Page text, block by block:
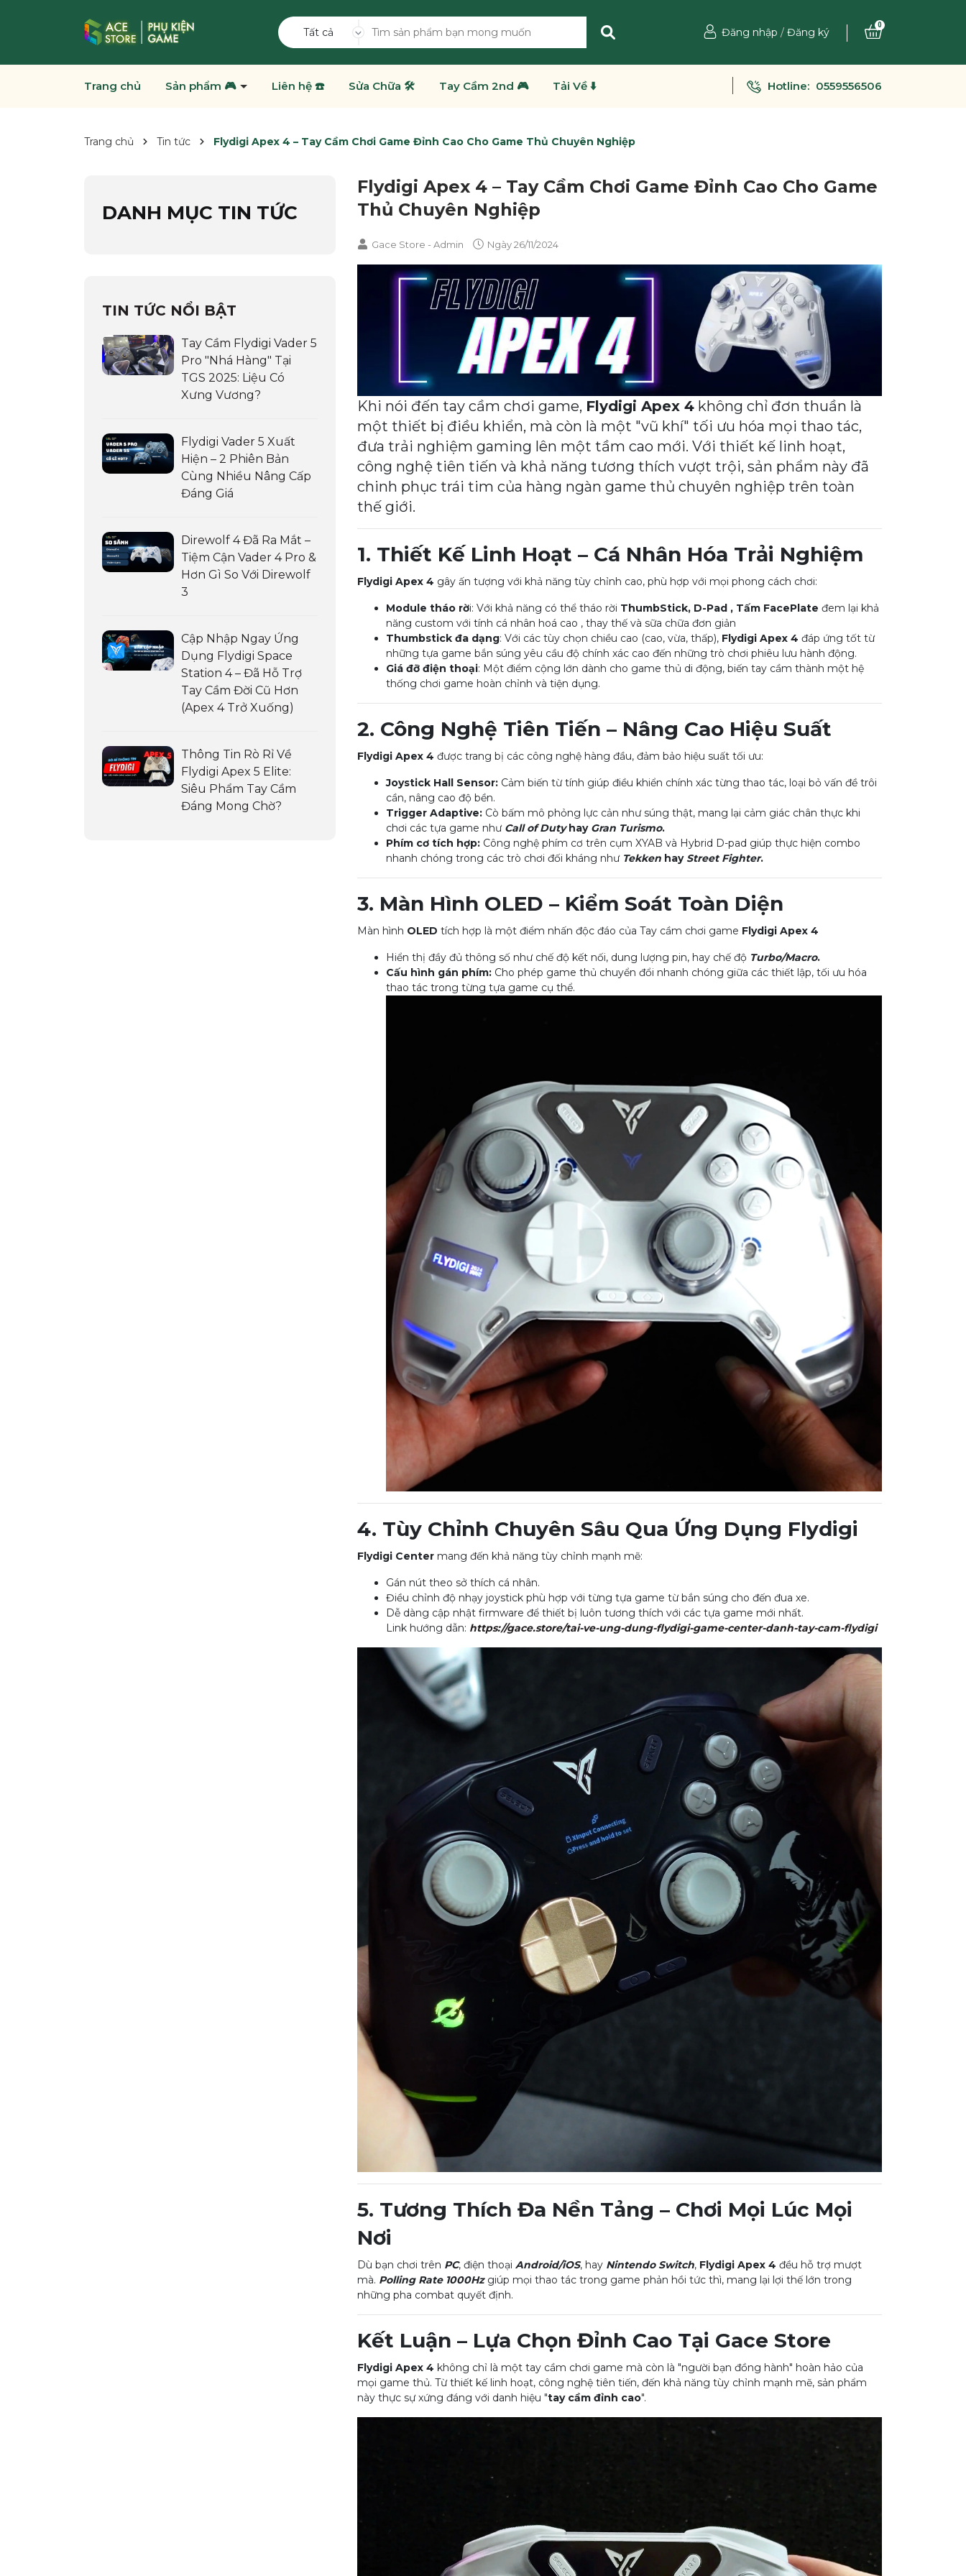
Tất cả Đăng nhập / Đăng ký
0
Trang chủ Sản phẩm 🎮 Liên hệ ☎️ Sửa Chữa 🛠️ Tay Cầm 2nd 🎮 Tải Về ⬇️ Hotline: 0559556506
Trang chủ Tin tức Flydigi Apex 4 – Tay Cầm Chơi Game Đỉnh Cao Cho Game Thủ Chuyên Nghiệp
Flydigi Apex 4 – Tay Cầm Chơi Game Đỉnh Cao Cho Game
Thủ Chuyên Nghiệp
Gace Store - Admin Ngày26/11/2024
Khi nói đến tay cầm chơi game, Flydigi Apex 4 không chỉ đơn thuần là
một thiết bị điều khiển, mà còn là một "vũ khí" tối ưu hóa mọi thao tác,
đưa trải nghiệm gaming lên một tầm cao mới. Với thiết kế linh hoạt,
công nghệ tiên tiến và khả năng tương thích vượt trội, sản phẩm này đã
chinh phục trái tim của hàng ngàn game thủ chuyên nghiệp trên toàn
thế giới.
1. Thiết Kế Linh Hoạt – Cá Nhân Hóa Trải Nghiệm
Flydigi Apex 4 gây ấn tượng với khả năng tùy chỉnh cao, phù hợp với mọi phong cách chơi:
Module tháo rời: Với khả năng có thể tháo rời ThumbStick, D-Pad , Tấm FacePlate đem lại khả
năng custom với tính cá nhân hoá cao , thay thế và sữa chữa đơn giản
Thumbstick đa dạng: Với các tùy chọn chiều cao (cao, vừa, thấp), Flydigi Apex 4 đáp ứng tốt từ
những tựa game bắn súng yêu cầu độ chính xác cao đến những trò chơi phiêu lưu hành động.
Giá đỡ điện thoại: Một điểm cộng lớn dành cho game thủ di động, biến tay cầm thành một hệ
thống chơi game hoàn chỉnh và tiện dụng.
2. Công Nghệ Tiên Tiến – Nâng Cao Hiệu Suất
Flydigi Apex 4 được trang bị các công nghệ hàng đầu, đảm bảo hiệu suất tối ưu:
Joystick Hall Sensor: Cảm biến từ tính giúp điều khiển chính xác từng thao tác, loại bỏ vấn đề trôi
cần, nâng cao độ bền.
Trigger Adaptive: Cò bấm mô phỏng lực cản như súng thật, mang lại cảm giác chân thực khi
chơi các tựa game như Call of Dutyhay Gran Turismo.
Phím cơ tích hợp: Công nghệ phím cơ trên cụm XYAB và Hybrid D-pad giúp thực hiện combo
nhanh chóng trong các trò chơi đối kháng như Tekken hay Street Fighter.
3. Màn Hình OLED – Kiểm Soát Toàn Diện
Màn hình OLED tích hợp là một điểm nhấn độc đáo của Tay cầm chơi game Flydigi Apex 4
Hiển thị đầy đủ thông số như chế độ kết nối, dung lượng pin, hay chế độ Turbo/Macro.
Cấu hình gán phím: Cho phép game thủ chuyển đổi nhanh chóng giữa các thiết lập, tối ưu hóa
thao tác trong từng tựa game cụ thể.
4. Tùy Chỉnh Chuyên Sâu Qua Ứng Dụng Flydigi
Flydigi Center mang đến khả năng tùy chỉnh mạnh mẽ:
Gán nút theo sở thích cá nhân.
Điều chỉnh độ nhạy joystick phù hợp với từng tựa game từ bắn súng cho đến đua xe.
Dễ dàng cập nhật firmware để thiết bị luôn tương thích với các tựa game mới nhất.
Link hướng dẫn: https://gace.store/tai-ve-ung-dung-flydigi-game-center-danh-tay-cam-flydigi
5. Tương Thích Đa Nền Tảng – Chơi Mọi Lúc Mọi
Nơi
Dù bạn chơi trên PC, điện thoại Android/iOS, hay Nintendo Switch, Flydigi Apex 4 đều hỗ trợ mượt
mà. Polling Rate 1000Hzgiúp mọi thao tác trong game phản hồi tức thì, mang lại lợi thế lớn trong
những pha combat quyết định.
Kết Luận – Lựa Chọn Đỉnh Cao Tại Gace Store
Flydigi Apex 4 không chỉ là một tay cầm chơi game mà còn là "người bạn đồng hành" hoàn hảo của
mọi game thủ. Từ thiết kế linh hoạt, công nghệ tiên tiến, đến khả năng tùy chỉnh mạnh mẽ, sản phẩm
này thực sự xứng đáng với danh hiệu "tay cầm đỉnh cao".
DANH MỤC TIN TỨC
TIN TỨC NỔI BẬT
Tay Cầm Flydigi Vader 5
Pro "Nhá Hàng" Tại
TGS 2025: Liệu Có
Xưng Vương?
Flydigi Vader 5 Xuất
Hiện – 2 Phiên Bản
Cùng Nhiều Nâng Cấp
Đáng Giá
Direwolf 4 Đã Ra Mắt –
Tiệm Cận Vader 4 Pro &
Hơn Gì So Với Direwolf
3
Cập Nhập Ngay Ứng
Dụng Flydigi Space
Station 4 – Đã Hỗ Trợ
Tay Cầm Đời Cũ Hơn
(Apex 4 Trở Xuống)
Thông Tin Rò Rỉ Về
Flydigi Apex 5 Elite:
Siêu Phẩm Tay Cầm
Đáng Mong Chờ?